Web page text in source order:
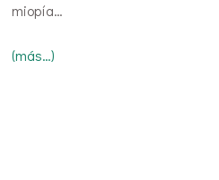
miopía…
(más…)